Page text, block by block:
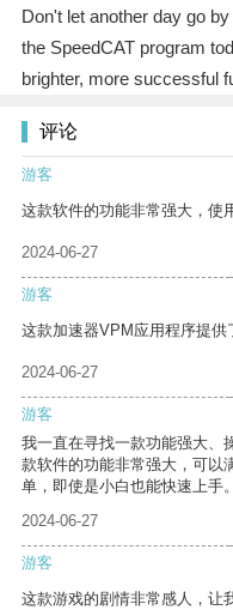
Don't let another day go
the SpeedCAT program
brighter, more successful
评论
游客
这款软件的功能非常强大，使
2024-06-27
游客
这款加速器VPM应用程序提供
2024-06-27
游客
我一直在寻找一款功能强大、
款软件的功能非常强大，可以
单，即使是小白也能快速上手。
2024-06-27
游客
这款游戏的剧情非常感人，让